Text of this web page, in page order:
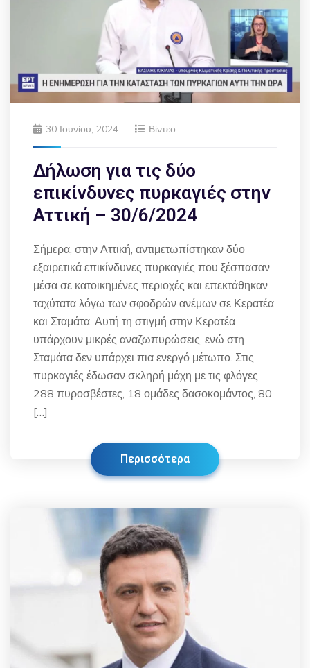
30 Ιουνίου, 2024 Βίντεο
Δήλωση για τις δύο
επικίνδυνες πυρκαγιές στην
Αττική – 30/6/2024
Σήμερα, στην Αττική, αντιμετωπίστηκαν δύο
εξαιρετικά επικίνδυνες πυρκαγιές που ξέσπασαν
μέσα σε κατοικημένες περιοχές και επεκτάθηκαν
ταχύτατα λόγω των σφοδρών ανέμων σε Κερατέα
και Σταμάτα. Αυτή τη στιγμή στην Κερατέα
υπάρχουν μικρές αναζωπυρώσεις, ενώ στη
Σταμάτα δεν υπάρχει πια ενεργό μέτωπο. Στις
πυρκαγιές έδωσαν σκληρή μάχη με τις φλόγες
288 πυροσβέστες, 18 ομάδες δασοκομάντος, 80
[…]
Περισσότερα